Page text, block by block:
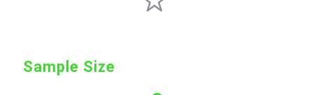
Sample Size